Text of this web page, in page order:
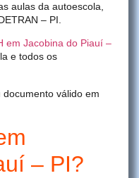
aulas da autoescola,
– PI.
em Jacobina do Piauí –
e todos os
válido em
– PI?